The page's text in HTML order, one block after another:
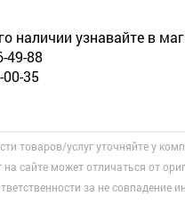
наличии узнавайте в
49-88
00-35
товаров/услуг уточняйте у
сайте может отличаться от
за не